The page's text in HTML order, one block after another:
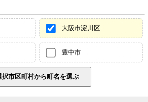
大阪市淀川区
豊中市